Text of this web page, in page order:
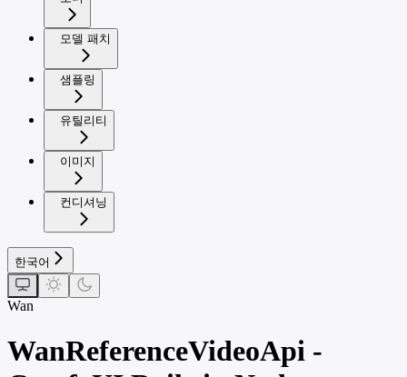
모델 패치
샘플링
유틸리티
이미지
컨디셔닝
한국어
Wan
WanReferenceVideoApi -